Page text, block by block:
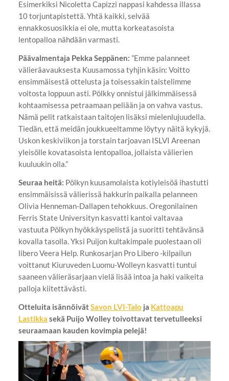
Esimerkiksi Nicoletta Capizzi nappasi kahdessa illassa
10 torjuntapistettä. Yhtä kaikki, selvää
ennakkosuosikkia ei ole, mutta korkeatasoista
lentopalloa nähdään varmasti.
Päävalmentaja Pekka Seppänen: ”Emme palanneet
välieräavauksesta Kuusamossa tyhjin käsin: Voitto
ensimmäisestä ottelusta ja toisessakin taistelimme
voitosta loppuun asti. Pölkky onnistui jälkimmäisessä
kohtaamisessa petraamaan peliään ja on vahva vastus.
Nämä pelit ratkaistaan taitojen lisäksi mielenlujuudella.
Tiedän, että meidän joukkueeltamme löytyy näitä kykyjä.
Uskon keskiviikon ja torstain tarjoavan ISLVI Areenan
yleisölle kovatasoista lentopalloa, jollaista välierien
kuuluukin olla.”
Seuraa heitä: Pölkyn kuusamolaista kotiyleisöä ihastutti
ensimmäisissä välierissä hakkurin paikalla pelanneen
Olivia Henneman-Dallapen tehokkuus. Oregonilainen
Ferris State Universityn kasvatti kantoi valtavaa
vastuuta Pölkyn hyökkäyspelistä ja suoritti tehtävänsä
kovalla tasolla. Yksi Puijon kultakimpale puolestaan oli
libero Veera Help. Runkosarjan Pro Libero -kilpailun
voittanut Kiuruveden Luomu-Wolleyn kasvatti tuntui
saaneen välieräsarjaan vielä lisää intoa ja haki vaikeita
palloja kiitettävästi.
Otteluita isännöivätSavon LVI-Talo ja Kattoapu
Lastikka sekä Puijo Wolley toivottavat tervetulleeksi
seuraamaan kauden kovimpia pelejä!